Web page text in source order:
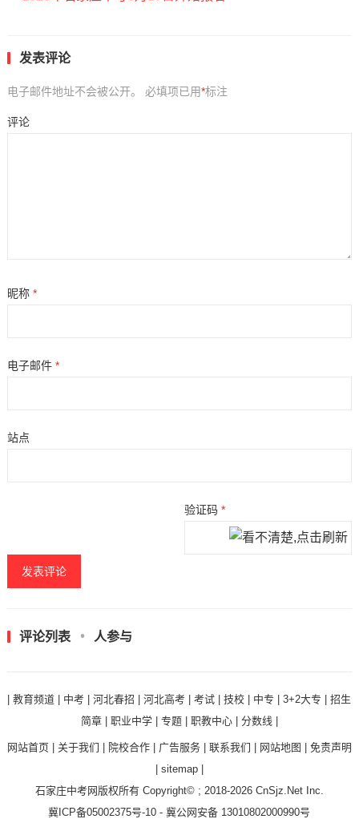
发表评论
电子邮件地址不会被公开。 必填项已用*标注
评论
昵称 *
电子邮件 *
站点
验证码*
评论列表 人参与
|教育频道 中考 |河北春招 |河北高考 |考试 |技校 中专 |3+2大专 |招生
简章| 职业中学| 专题| 职教中心| 分数线|
网站首页| 关于我们 院校合作| 广告服务| 联系我们 网站地图
免责声明
sitemap|
石家庄中考网版权所有 Copyright© ; 2018-2026 CnSjz.NetInc.
冀ICP备05002375号-10 -冀公网安备 13010802000990号